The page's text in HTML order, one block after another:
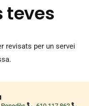
teves
revisats per un servei